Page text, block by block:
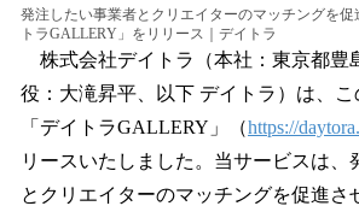
発注したい事業者とクリエイターのマッチングを促
トラGALLERY」をリリース｜デイトラ
株式会社デイトラ（本社：東京都豊
役：大滝昇平、以下 デイトラ）は、
「デイトラGALLERY」（https://
リースいたしました。当サービスは、
とクリエイターのマッチングを促進さ